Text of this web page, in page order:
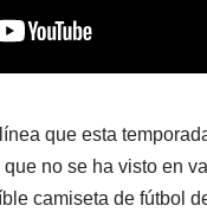
que esta
no se ha visto en
camiseta de fútbol